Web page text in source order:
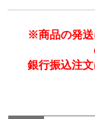
※商品の発送
銀行振込注